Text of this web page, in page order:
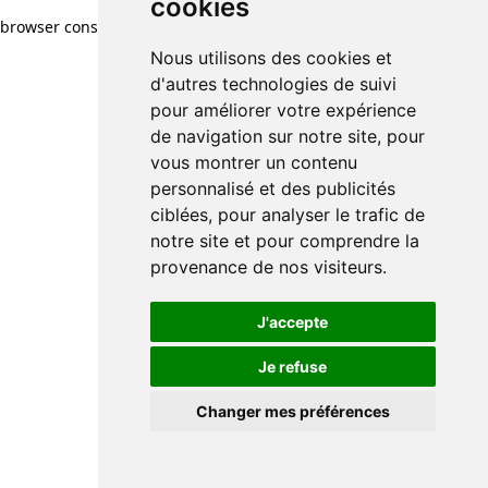
cookies
Nous utilisons des cookies et
d'autres technologies de suivi
pour améliorer votre expérience
de navigation sur notre site, pour
vous montrer un contenu
personnalisé et des publicités
ciblées, pour analyser le trafic de
notre site et pour comprendre la
provenance de nos visiteurs.
J'accepte
Je refuse
Changer mes préférences
browser console for more information)